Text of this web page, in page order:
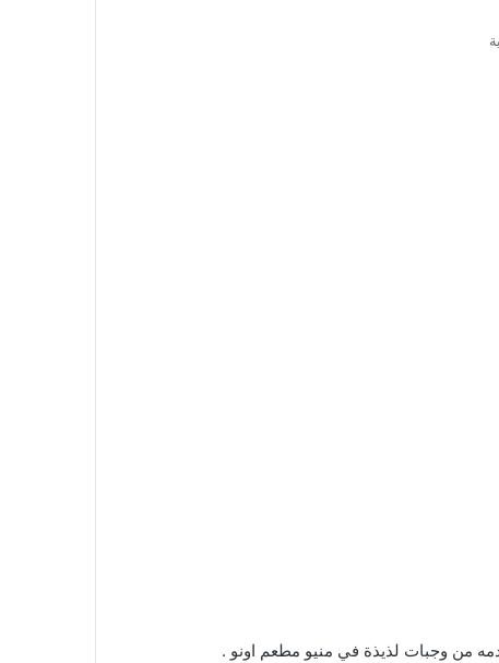
من وجبات لذيذة في منيو مطعم اونو .